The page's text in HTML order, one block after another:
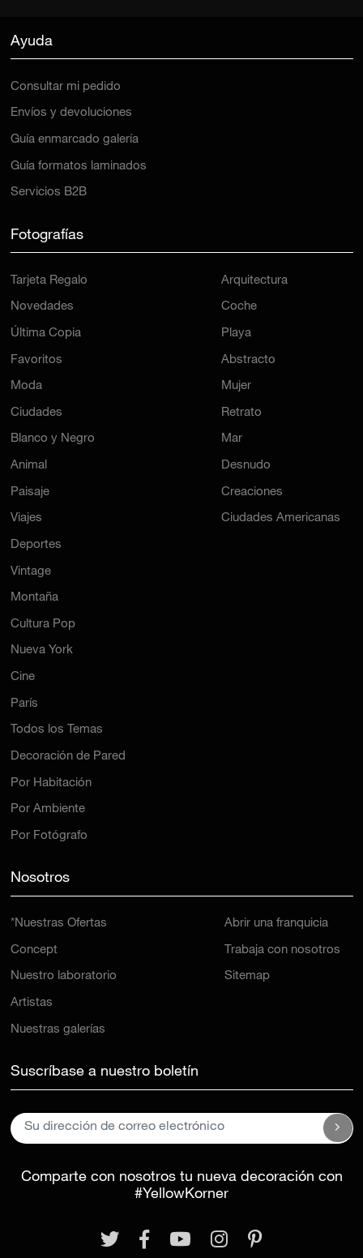
Ayuda
Consultar mi pedido
Envíos y devoluciones
Guía enmarcado galería
Guía formatos laminados
Servicios B2B
Fotografías
Tarjeta Regalo
Novedades
Última Copia
Favoritos
Moda
Ciudades
Blanco y Negro
Animal
Paisaje
Viajes
Deportes
Arquitectura
Coche
Playa
Abstracto
Mujer
Retrato
Mar
Desnudo
Creaciones
Ciudades Americanas
Vintage
Montaña
Cultura Pop
Nueva York
Cine
París
Todos los Temas
Decoración de Pared
Por Habitación
Por Ambiente
Por Fotógrafo
Nosotros
*Nuestras Ofertas
Concept
Nuestro laboratorio
Artistas
Nuestras galerías
Abrir una franquicia
Trabaja con nosotros
Sitemap
Suscríbase a nuestro boletín
Comparte con nosotros tu nueva decoración con
#YellowKorner